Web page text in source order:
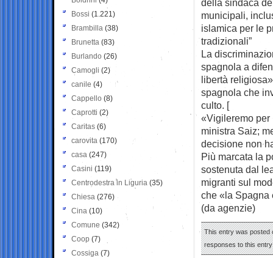
della sindaca
municipali,
islamica per le
tradizionali”
La
spagnola a
libertà
spagnola che
culto. [
«Vigileremo per
ministra Saiz;
decisione non
Più marcata la
sostenuta dal
migranti sul
che «la Spagna
(da agenzie)
This entry was posted
responses to this
Bossi (1.221)
Brambilla (38)
Brunetta (83)
Burlando (26)
Camogli (2)
canile (4)
Cappello (8)
Caprotti (2)
Caritas (6)
carovita (170)
casa (247)
Casini (119)
Centrodestra in Liguria (35)
Chiesa (276)
Cina (10)
Comune (342)
Coop (7)
Cossiga (7)